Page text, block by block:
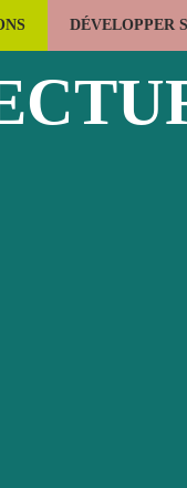
DÉVELOPPER